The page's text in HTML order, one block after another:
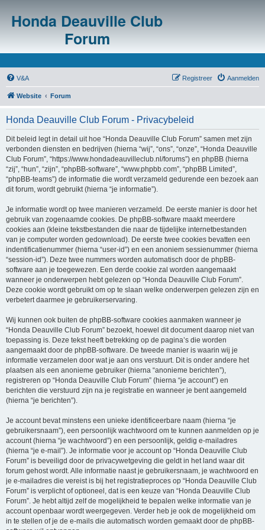
Honda Deauville Club
Forum
V&A Aanmelden
Registreer
Website Forum
Honda Deauville Club Forum - Privacybeleid
Dit beleid legt in detail uit hoe “Honda Deauville Club Forum” samen met zijn
verbonden diensten en bedrijven (hierna “wij”, “ons”, “onze”, “Honda Deauville
Club Forum”, “https://www.hondadeauvilleclub.nl/forums”) en phpBB (hierna
“zij”, “hun”, “zijn”, “phpBB-software”, “www.phpbb.com”, “phpBB Limited”,
“phpBB-teams”) de informatie die wordt verzameld gedurende een bezoek aan
dit forum, wordt gebruikt (hierna “je informatie”).
Je informatie wordt op twee manieren verzameld. De eerste manier is door het
gebruik van zogenaamde cookies. De phpBB-software maakt meerdere
cookies aan (kleine tekstbestanden die naar de tijdelijke internetbestanden
van je computer worden gedownload). De eerste twee cookies bevatten een
indentificatienummer (hierna “user-id”) en een anoniem sessienummer (hierna
“session-id”). Deze twee nummers worden automatisch door de phpBB-
software aan je toegewezen. Een derde cookie zal worden aangemaakt
wanneer je onderwerpen hebt gelezen op “Honda Deauville Club Forum”.
Deze cookie wordt gebruikt om op te slaan welke onderwerpen gelezen zijn en
verbetert daarmee je gebruikerservaring.
Wij kunnen ook buiten de phpBB-software cookies aanmaken wanneer je
“Honda Deauville Club Forum” bezoekt, hoewel dit document daarop niet van
toepassing is. Deze tekst heeft betrekking op de pagina’s die worden
aangemaakt door de phpBB-software. De tweede manier is waarin wij je
informatie verzamelen door wat je aan ons verstuurt. Dit is onder andere het
plaatsen als een anonieme gebruiker (hierna “anonieme berichten”),
registreren op “Honda Deauville Club Forum” (hierna “je account”) en
berichten die verstuurd zijn na je registratie en wanneer je bent aangemeld
(hierna “je berichten”).
Je account bevat minstens een unieke identificeerbare naam (hierna “je
gebruikersnaam”), een persoonlijk wachtwoord om te kunnen aanmelden op je
account (hierna “je wachtwoord”) en een persoonlijk, geldig e-mailadres
(hierna “je e-mail”). Je informatie voor je account op “Honda Deauville Club
Forum” is beveiligd door de privacywetgeving die geldt in het land waar dit
forum gehost wordt. Alle informatie naast je gebruikersnaam, je wachtwoord en
je e-mailadres die vereist is bij het registratieproces op “Honda Deauville Club
Forum” is verplicht of optioneel, dat is een keuze van “Honda Deauville Club
Forum”. Je hebt altijd zelf de mogelijkheid te bepalen welke informatie van je
account openbaar wordt weergegeven. Verder heb je ook de mogelijkheid om
in te stellen of je de e-mails die automatisch worden gemaakt door de phpBB-